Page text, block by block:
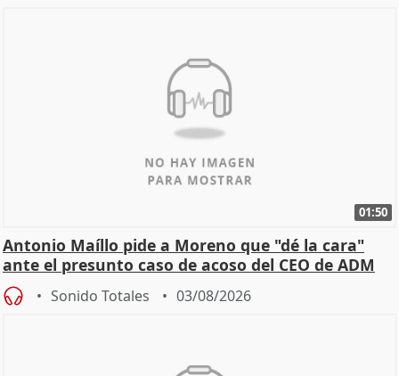
01:50
Antonio Maíllo pide a Moreno que "dé la cara"
ante el presunto caso de acoso del CEO de ADM
Sonido Totales 03/08/2026